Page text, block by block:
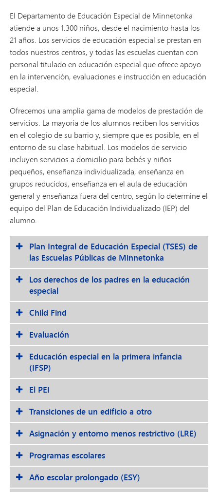
El Departamento de Educación Especial de Minnetonka
atiende a unos 1.300 niños, desde el nacimiento hasta los
21 años. Los servicios de educación especial se prestan en
todos nuestros centros, y todas las escuelas cuentan con
personal titulado en educación especial que ofrece apoyo
en la intervención, evaluaciones e instrucción en educación
especial.
Ofrecemos una amplia gama de modelos de prestación de
servicios. La mayoría de los alumnos reciben los servicios
en el colegio de su barrio y, siempre que es posible, en el
entorno de su clase habitual. Los modelos de servicio
incluyen servicios a domicilio para bebés y niños
pequeños, enseñanza individualizada, enseñanza en
grupos reducidos, enseñanza en el aula de educación
general y enseñanza fuera del centro, según lo determine el
equipo del Plan de Educación Individualizado (IEP) del
alumno.
Plan Integral de Educación Especial (TSES) de
las Escuelas Públicas de Minnetonka
Los derechos de los padres en la educación
especial
Child Find
Evaluación
Educación especial en la primera infancia
(IFSP)
El PEI
Transiciones de un edificio a otro
Asignación y entorno menos restrictivo (LRE)
Programas escolares
Año escolar prolongado (ESY)